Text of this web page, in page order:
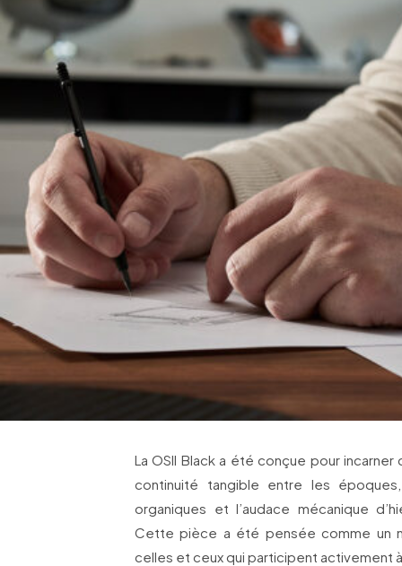
La OSII Black a été conçue pour
continuité tangible entre les
organiques et l’audace mécanique
Cette pièce a été pensée comme un
celles et ceux qui participent activement